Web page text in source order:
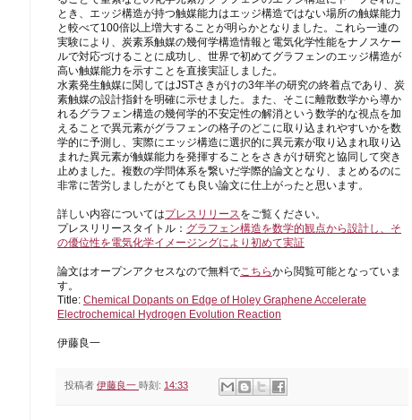
とき、エッジ構造が持つ触媒能力はエッジ構造ではない場所の触媒能力
と較べて100倍以上増大することが明らかとなりました。これら一連の
実験により、炭素系触媒の幾何学構造情報と電気化学性能をナノスケー
ルで対応づけることに成功し、世界で初めてグラフェンのエッジ構造が
高い触媒能力を示すことを直接実証しました。
水素発生触媒に関してはJSTさきがけの3年半の研究の終着点であり、炭
素触媒の設計指針を明確に示せました。また、そこに離散数学から導か
れるグラフェン構造の幾何学的不安定性の解消という数学的な視点を加
えることで異元素がグラフェンの格子のどこに取り込まれやすいかを数
学的に予測し、実際にエッジ構造に選択的に異元素が取り込まれ取り込
まれた異元素が触媒能力を発揮することをさきがけ研究と協同して突き
止めました。複数の学問体系を繋いだ学際的論文となり、まとめるのに
非常に苦労しましたがとても良い論文に仕上がったと思います。
詳しい内容についてはプレスリリースをご覧ください。
プレスリリースタイトル： グラフェン構造を数学的観点から設計し、そ
の優位性を電気化学イメージングにより初めて実証
論文はオープンアクセスなので無料でこちらから閲覧可能となっていま
す。
Title: Chemical Dopants on Edge of Holey Graphene Accelerate
Electrochemical Hydrogen Evolution Reaction
伊藤良一
投稿者 伊藤良一 時刻: 14:33